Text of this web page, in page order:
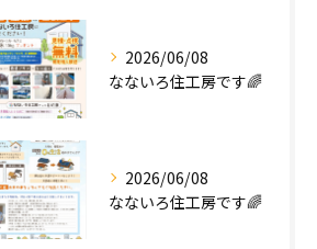
2026/06/08
なないろ住工房です🌈
2026/06/08
なないろ住工房です🌈